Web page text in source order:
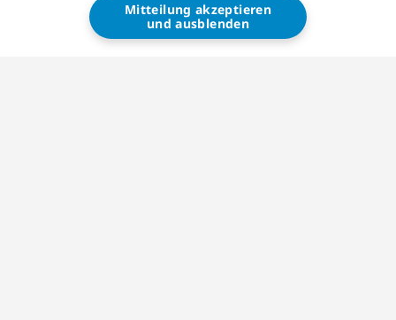
G5 ENTERTAINMENT ®
© 2026 G5 Entertainment AB
Mitteilung akzeptieren
und ausblenden